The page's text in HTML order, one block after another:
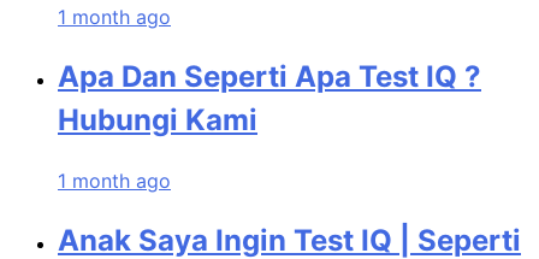
1 month ago
Apa Dan Seperti Apa Test IQ ?
Hubungi Kami
1 month ago
Anak Saya Ingin Test IQ | Seperti